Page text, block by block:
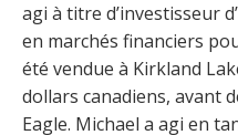
agi à titre d’investisseur
en marchés financiers
été vendue à Kirkland
dollars canadiens, avant
Eagle. Michael a agi en